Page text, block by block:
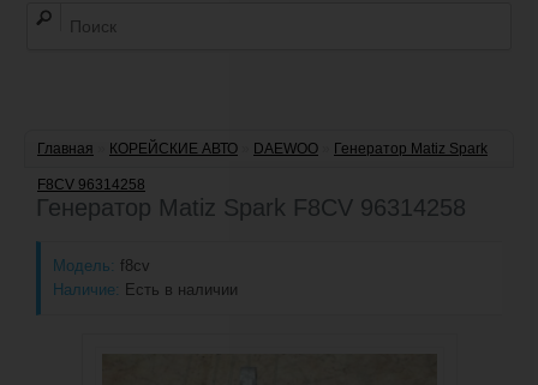
Главная КОРЕЙСКИЕ АВТО DAEWOO Генератор Matiz Spark
F8CV 96314258
Генератор Matiz Spark F8CV 96314258
Модель:
f8cv
Наличие: Есть в наличии